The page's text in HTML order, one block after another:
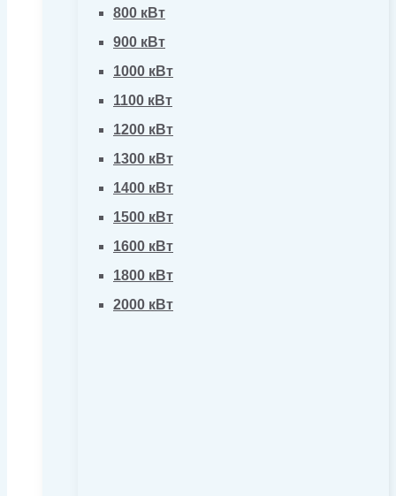
800 кВт
900 кВт
1000 кВт
1100 кВт
1200 кВт
1300 кВт
1400 кВт
1500 кВт
1600 кВт
1800 кВт
2000 кВт